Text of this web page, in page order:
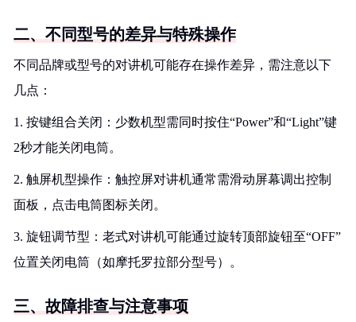
二、不同型号的差异与特殊操作
不同品牌或型号的对讲机可能存在操作差异，需注意以下
几点：
1. 按键组合关闭：少数机型需同时按住“Power”和“Light”键
2秒才能关闭电筒。
2. 触屏机型操作：触控屏对讲机通常需滑动屏幕调出控制
面板，点击电筒图标关闭。
3. 旋钮调节型：老式对讲机可能通过旋转顶部旋钮至“OFF”
位置关闭电筒（如摩托罗拉部分型号）。
三、故障排查与注意事项